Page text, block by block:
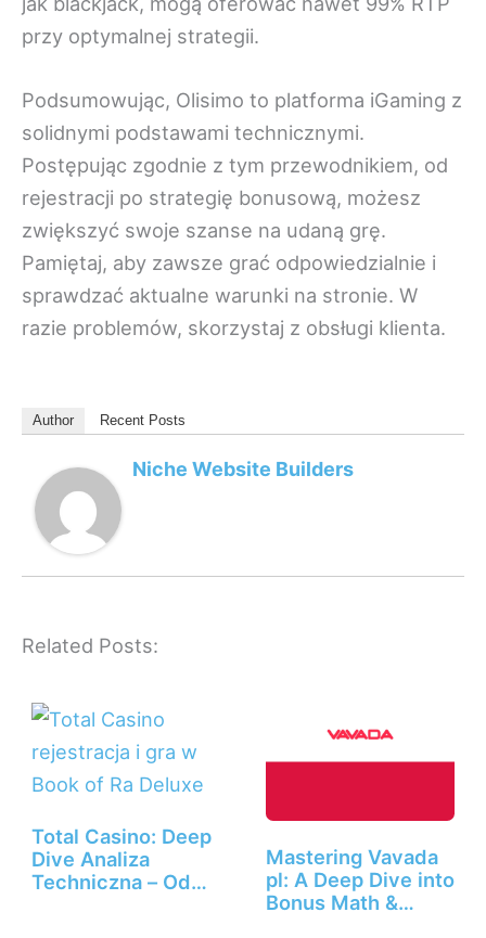
przy optymalnej strategii.
Podsumowując, Olisimo to platforma iGaming z
solidnymi podstawami technicznymi.
Postępując zgodnie z tym przewodnikiem, od
rejestracji po strategię bonusową, możesz
zwiększyć swoje szanse na udaną grę.
Pamiętaj, aby zawsze grać odpowiedzialnie i
sprawdzać aktualne warunki na stronie. W
razie problemów, skorzystaj z obsługi klienta.
Author Recent Posts
Niche Website Builders
Related Posts:
Total Casino: Deep
Dive Analiza
Techniczna – Od…
Mastering Vavada
pl: A Deep Dive into
Bonus Math &…